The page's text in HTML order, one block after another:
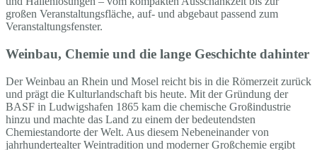
großen Veranstaltungsfläche, auf- und abgebaut passend zum
Veranstaltungsfenster.
Weinbau, Chemie und die lange Geschichte dahinter
Der Weinbau an Rhein und Mosel reicht bis in die Römerzeit zurück
und prägt die Kulturlandschaft bis heute. Mit der Gründung der
BASF in Ludwigshafen 1865 kam die chemische Großindustrie
hinzu und machte das Land zu einem der bedeutendsten
Chemiestandorte der Welt. Aus diesem Nebeneinander von
jahrhundertealter Weintradition und moderner Großchemie ergibt